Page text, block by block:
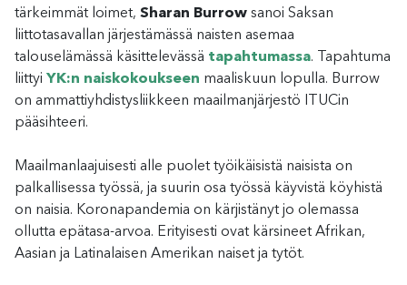
tärkeimmät loimet, Sharan Burrow sanoi Saksan
liittotasavallan järjestämässä naisten asemaa
talouselämässä käsittelevässä tapahtumassa. Tapahtuma
liittyi YK:n naiskokoukseen maaliskuun lopulla. Burrow
on ammattiyhdistysliikkeen maailmanjärjestö ITUCin
pääsihteeri.
Maailmanlaajuisesti alle puolet työikäisistä naisista on
palkallisessa työssä, ja suurin osa työssä käyvistä köyhistä
on naisia. Koronapandemia on kärjistänyt jo olemassa
ollutta epätasa-arvoa. Erityisesti ovat kärsineet Afrikan,
Aasian ja Latinalaisen Amerikan naiset ja tytöt.